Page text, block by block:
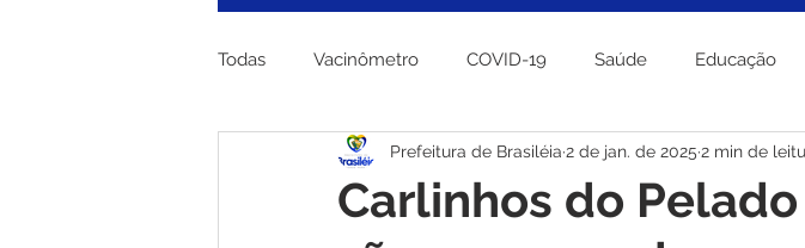
Todas Vacinômetro COVID-19 Saúde Educação
Cultura, Festa e Esporte No Gabinete Agricultura e
Carlinhos do
Prefeitura de Brasiléia 2 de jan. de 2025 2 min de